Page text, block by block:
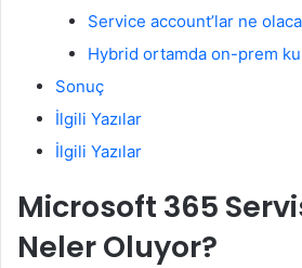
Service account’lar ne
Hybrid ortamda on-prem
Sonuç
İlgili Yazılar
İlgili Yazılar
Microsoft 365
Neler Oluyor?